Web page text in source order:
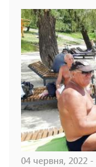
04 червня, 2022 -